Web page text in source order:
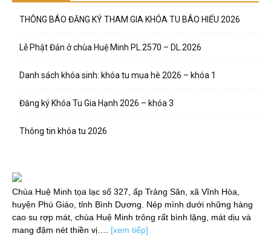
THÔNG BÁO ĐĂNG KÝ THAM GIA KHÓA TU BÁO HIẾU 2026
Lễ Phật Đản ở chùa Huệ Minh PL.2570 – DL.2026
Danh sách khóa sinh: khóa tu mua hè 2026 – khóa 1
Đăng ký Khóa Tu Gia Hạnh 2026 – khóa 3
Thông tin khóa tu 2026
Chùa Huệ Minh tọa lạc số 327, ấp Trảng Săn, xã Vĩnh Hòa,
huyện Phú Giáo, tỉnh Bình Dương. Nép mình dưới những hàng
cao su rợp mát, chùa Huệ Minh trông rất bình lặng, mát dịu và
mang đậm nét thiền vị…. [xem tiếp]